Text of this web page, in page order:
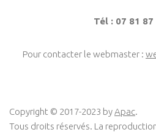
Tél : 07 81 87
Pour contacter le webmaster :
Copyright © 2017-2023 byApac.
Tous droits réservés. La